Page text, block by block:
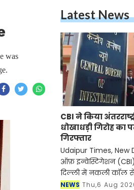
was
Latest News
CBI ने किया
धोखाधड़ी गिरोह का
गिरफ्तार
Udaipur Times, New
ऑफ़ इन्वेस्टिगेशन
दिल्ली में नकली कॉल
ज़रिए चल रहे एक बड़े
NEWS Thu,6 Aug